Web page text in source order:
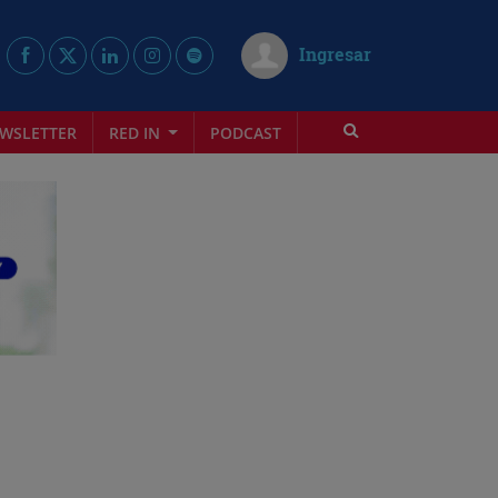
Ingresar
RED IN PODCAST